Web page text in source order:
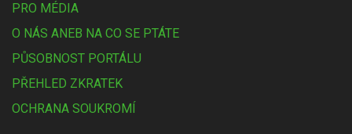
PRO MÉDIA
O NÁS ANEB NA CO SE PTÁTE
PŮSOBNOST PORTÁLU
PŘEHLED ZKRATEK
OCHRANA SOUKROMÍ